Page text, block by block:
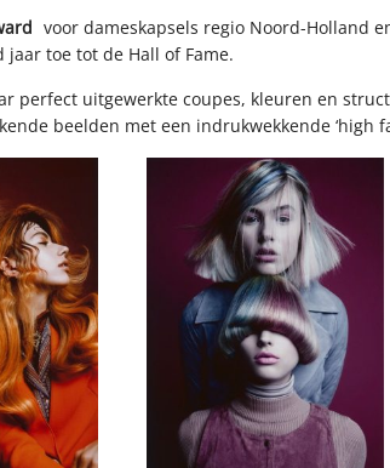
voor dameskapsels regio Noord-Holland
jaar toe tot de Hall of Fame.
perfect uitgewerkte coupes, kleuren en
beelden met een indrukwekkende ‘high